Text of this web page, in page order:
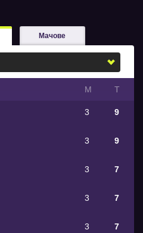
Мачове
М Т
3 9
3 9
3 7
3 7
3 7